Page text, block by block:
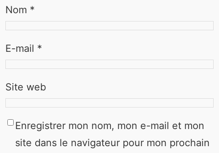
Nom *
E-mail *
Site web
Enregistrer mon nom, mon e-mail et mon
site dans le navigateur pour mon prochain